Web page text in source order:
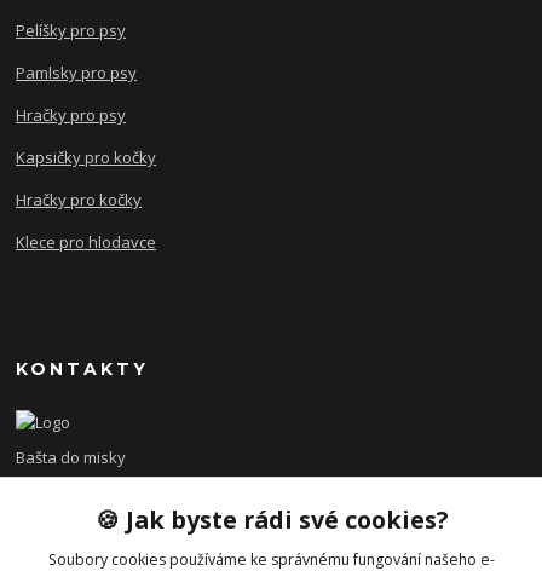
Pelíšky pro psy
Pamlsky pro psy
Hračky pro psy
Kapsičky pro kočky
Hračky pro kočky
Klece pro hlodavce
KONTAKTY
Bašta do misky
+420 608 479 610
po - pá 8:00 - 15:00
🍪 Jak byste rádi své cookies?
Soubory cookies používáme ke správnému fungování našeho e-